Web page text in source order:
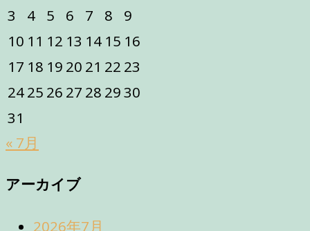
3
4 5 6 7 8
9
10 11 12 13 14 15 16
17 18 19 20 21 22 23
2425 26 27 28 2930
31
« 7月
アーカイブ
2026年7月